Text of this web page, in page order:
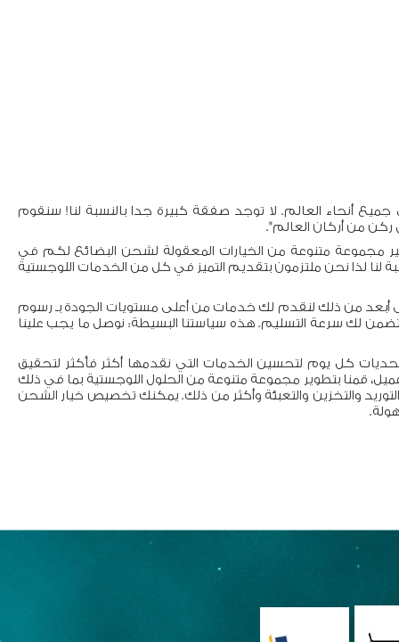
أنحاء العالم. لا توجد صفقة كبيرة جدا بالنسبة لنا! سنقوم
من أركان العالم".
مجموعة متنوعة من الخيارات المعقولة لشحن البضائع لكم في
لنا لذا نحن ملتزمون بتقديم التميز في كل من الخدمات اللوجستية
أبعد من ذلك لنقدم لك خدمات من أعلى مستويات الجودة بـ رسوم
لك سرعة التسليم. هذه سياستنا البسيطة: نوصل ما يجب علينا
كل يوم لتحسين الخدمات التي نقدمها أكثر فأكثر لتحقيق
قمنا بتطوير مجموعة متنوعة من الحلول اللوجستية بما في ذلك
والتخزين والتعبئة وأكثر من ذلك. يمكنك تخصيص خيار الشحن